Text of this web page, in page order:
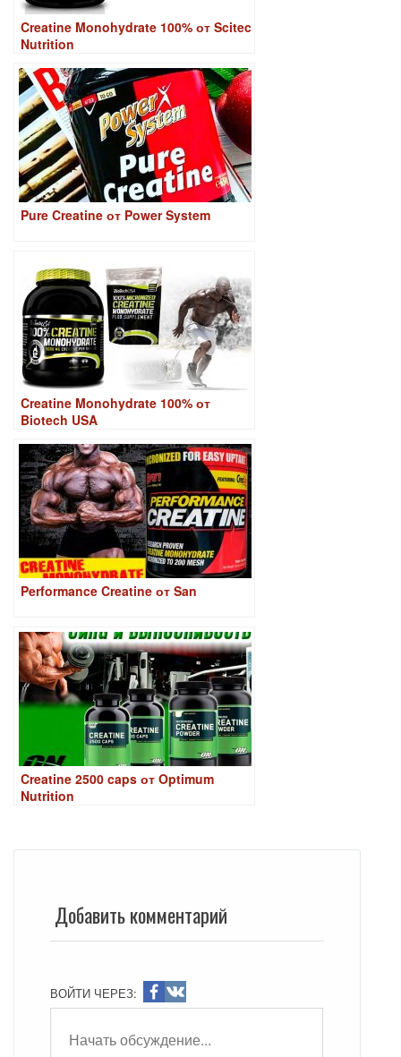
Creatine Monohydrate 100% от Scitec
Nutrition
Pure Creatine от Power System
Creatine Monohydrate 100% от
Biotech USA
Performance Creatine от San
Creatine 2500 caps от Optimum
Nutrition
Добавить комментарий
ВОЙТИ ЧЕРЕЗ: